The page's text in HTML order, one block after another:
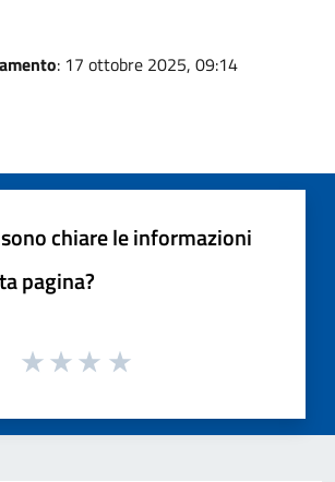
: 17 ottobre 2025, 09:14
chiare le informazioni
pagina?